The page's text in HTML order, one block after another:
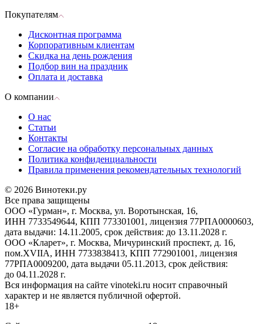
Покупателям
Дисконтная программа
Корпоративным клиентам
Скидка на день рождения
Подбор вин на праздник
Оплата и доставка
О компании
О нас
Статьи
Контакты
Согласие на обработку персональных данных
Политика конфиденциальности
Правила применения рекомендательных технологий
© 2026 Винотеки.ру
Все права защищены
ООО «Гурман», г. Москва, ул. Воротынская, 16,
ИНН 7733549644, КПП 773301001, лицензия 77РПА0000603,
дата выдачи: 14.11.2005, срок действия: до 13.11.2028 г.
ООО «Кларет», г. Москва, Мичуринский проспект, д. 16,
пом.XVIIA, ИНН 7733838413, КПП 772901001, лицензия
77РПА0009200, дата выдачи 05.11.2013, срок действия:
до 04.11.2028 г.
Вся информация на сайте vinoteki.ru носит справочный
характер и не является публичной офертой.
18+